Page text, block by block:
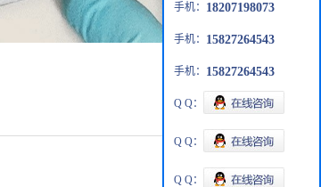
手机： 18207198073
手机： 15827264543
手机： 15827264543
Q Q：
Q Q：
Q Q：